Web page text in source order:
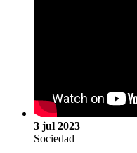
3 jul 2023
Sociedad